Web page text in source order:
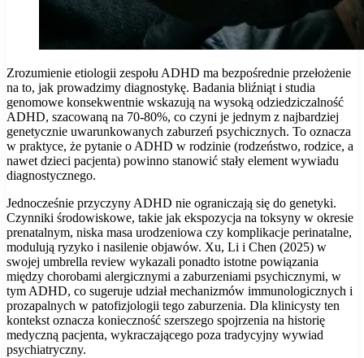
Zrozumienie etiologii zespołu ADHD ma bezpośrednie przełożenie
na to, jak prowadzimy diagnostykę. Badania bliźniąt i studia
genomowe konsekwentnie wskazują na wysoką odziedziczalność
ADHD, szacowaną na 70-80%, co czyni je jednym z najbardziej
genetycznie uwarunkowanych zaburzeń psychicznych. To oznacza
w praktyce, że pytanie o ADHD w rodzinie (rodzeństwo, rodzice, a
nawet dzieci pacjenta) powinno stanowić stały element wywiadu
diagnostycznego.
Jednocześnie przyczyny ADHD nie ograniczają się do genetyki.
Czynniki środowiskowe, takie jak ekspozycja na toksyny w okresie
prenatalnym, niska masa urodzeniowa czy komplikacje perinatalne,
modulują ryzyko i nasilenie objawów. Xu, Li i Chen (2025) w
swojej umbrella review wykazali ponadto istotne powiązania
między chorobami alergicznymi a zaburzeniami psychicznymi, w
tym ADHD, co sugeruje udział mechanizmów immunologicznych i
prozapalnych w patofizjologii tego zaburzenia. Dla klinicysty ten
kontekst oznacza konieczność szerszego spojrzenia na historię
medyczną pacjenta, wykraczającego poza tradycyjny wywiad
psychiatryczny.